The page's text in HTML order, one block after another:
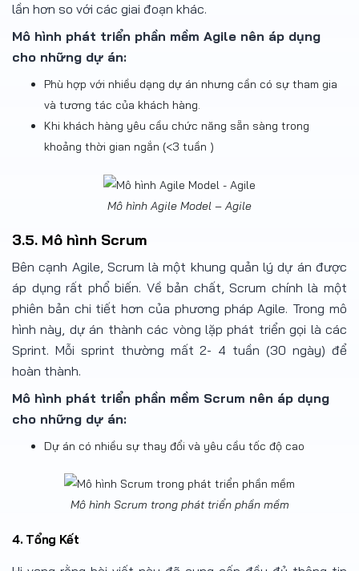
lần hơn so với các giai đoạn khác.
Mô hình phát triển phần mềm Agile nên áp dụng
cho những dự án:
Phù hợp với nhiều dạng dự án nhưng cần có sự tham gia
và tương tác của khách hàng.
Khi khách hàng yêu cầu chức năng sẵn sàng trong
khoảng thời gian ngắn (<3 tuần )
Mô hình Agile Model – Agile
3.5. Mô hình Scrum
Bên cạnh Agile, Scrum là một khung quản lý dự án được
áp dụng rất phổ biến. Về bản chất, Scrum chính là một
phiên bản chi tiết hơn của phương pháp Agile. Trong mô
hình này, dự án thành các vòng lặp phát triển gọi là các
Sprint. Mỗi sprint thường mất 2- 4 tuần (30 ngày) để
hoàn thành.
Mô hình phát triển phần mềm Scrum nên áp dụng
cho những dự án:
Dự án có nhiều sự thay đổi và yêu cầu tốc độ cao
Mô hình Scrum trong phát triển phần mềm
4. Tổng Kết